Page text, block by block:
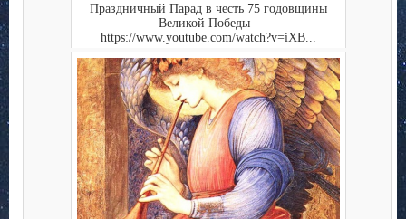
Праздничный Парад в честь 75 годовщины
Великой Победы
https://www.youtube.com/watch?v=iXB...